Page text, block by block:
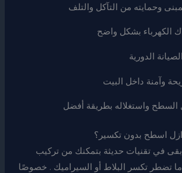
وحمايته من التآكل والتلف
الكهرباء بشكل واضح
الدورية
وآمنة داخل البيت
واستغلاله بطريقة أفضل
اسطح بدون تكسير؟
في تقنيات حديثة بتمكنك من تركيب
تضطر تكسر البلاط أو السيراميك . خصوصًا